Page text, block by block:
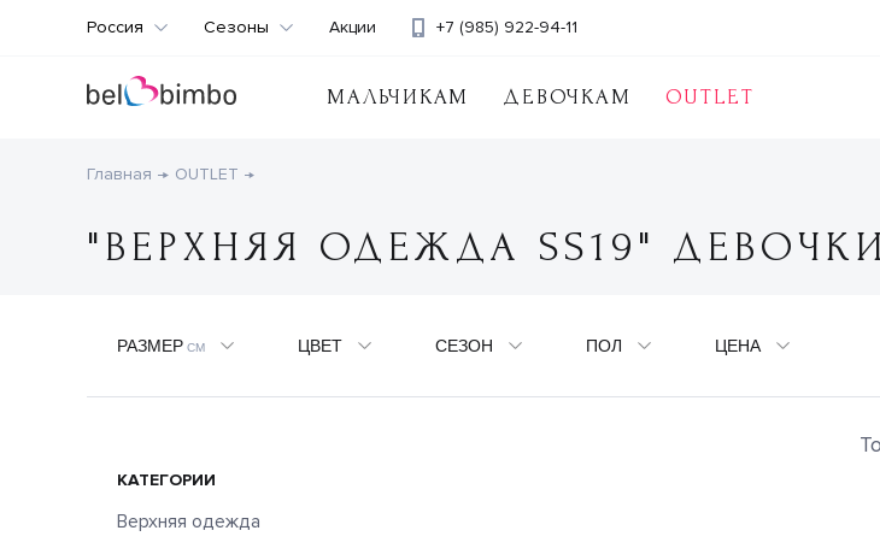
МАЛЬЧИКАМ ДЕВОЧКАМ OUTLET
+7 (985) 922-94-11
Россия Сезоны Акции
Главная OUTLET
"ВЕРХНЯЯ ОДЕЖДА SS19" ДЕВОЧКИ
РАЗМЕР СМ ЦВЕТ СЕЗОН ПОЛ ЦЕНА
КАТЕГОРИИ
Верхняя одежда